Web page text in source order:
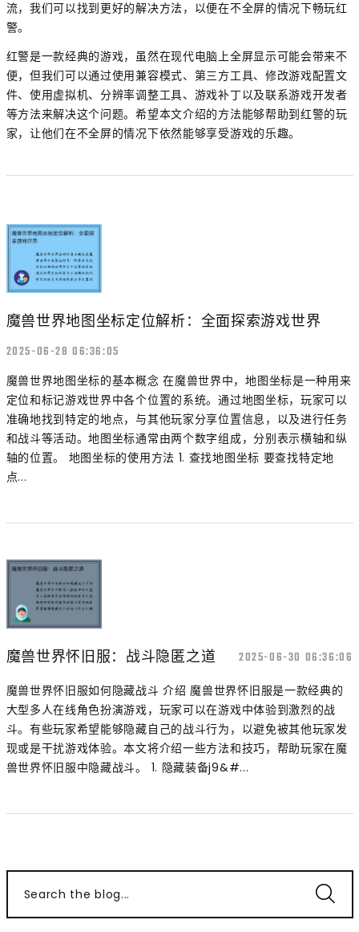
流，我们可以找到更好的解决方法，以便在不全屏的情况下畅玩红
警。
红警是一款经典的游戏，虽然在现代电脑上全屏显示可能会带来不
便，但我们可以通过使用兼容模式、第三方工具、修改游戏配置文
件、使用虚拟机、分辨率调整工具、游戏补丁以及联系游戏开发者
等方法来解决这个问题。希望本文介绍的方法能够帮助到红警的玩
家，让他们在不全屏的情况下依然能够享受游戏的乐趣。
魔兽世界地图坐标定位解析：全面探索游戏世界
2025-06-28 06:36:05
魔兽世界地图坐标的基本概念 在魔兽世界中，地图坐标是一种用来
定位和标记游戏世界中各个位置的系统。通过地图坐标，玩家可以
准确地找到特定的地点，与其他玩家分享位置信息，以及进行任务
和战斗等活动。地图坐标通常由两个数字组成，分别表示横轴和纵
轴的位置。 地图坐标的使用方法 1. 查找地图坐标 要查找特定地
点...
魔兽世界怀旧服：战斗隐匿之道 2025-06-30 06:36:06
魔兽世界怀旧服如何隐藏战斗 介绍 魔兽世界怀旧服是一款经典的
大型多人在线角色扮演游戏，玩家可以在游戏中体验到激烈的战
斗。有些玩家希望能够隐藏自己的战斗行为，以避免被其他玩家发
现或是干扰游戏体验。本文将介绍一些方法和技巧，帮助玩家在魔
兽世界怀旧服中隐藏战斗。 1. 隐藏装备j9&#...
Search the blog...